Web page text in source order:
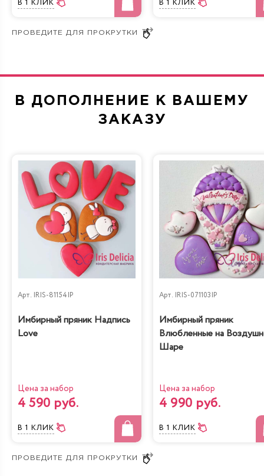
В 1 КЛИК В 1 КЛИК
В ДОПОЛНЕНИЕ К ВАШЕМУ
ЗАКАЗУ
Арт. IRIS-81154IP
Имбирный пряник Надпись
Love
Цена за набор
4 590 руб.
В 1 КЛИК
Арт. IRIS-071103IP
Имбирный пряник
Влюбленные на
Шаре
Цена за набор
4 990 руб.
В 1 КЛИК